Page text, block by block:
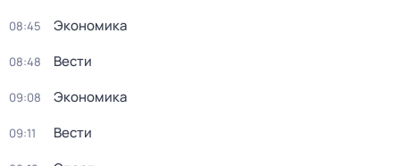
08:45 Экономика
08:48 Вести
09:08 Экономика
09:11 Вести